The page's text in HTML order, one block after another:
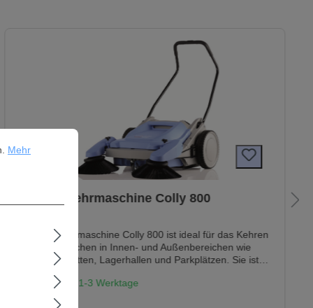
Kränzle Kehrmaschine Colly 800
Die Handkehrmaschine Colly 800 ist ideal für das Kehren
trockener Flächen in Innen- und Außenbereichen wie
Fertigungsstätten, Lagerhallen und Parkplätzen. Sie ist
bei einer Gehgeschwindigkeit von ca. 2,5 km/h, jedoch
nicht geeignet für das Aufkehren von Laub. 9 Flexibel
Lieferzeit: 1-3 Werktage
Informationen ...
Mehr